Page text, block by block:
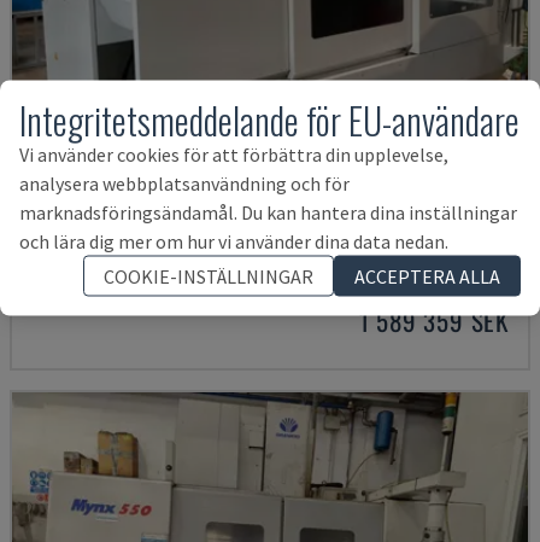
U5-1530
SPINNER - VERTIKALT BEARBETNINGSCENTER
TYSKLAND 2021 6.000 tim.
1 589 359 SEK
Integritetsmeddelande för EU-användare
Vi använder cookies för att förbättra din upplevelse,
analysera webbplatsanvändning och för
marknadsföringsändamål. Du kan hantera dina inställningar
och lära dig mer om hur vi använder dina data nedan.
COOKIE-INSTÄLLNINGAR
ACCEPTERA ALLA